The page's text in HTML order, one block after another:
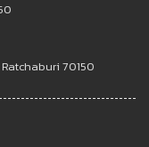
70150